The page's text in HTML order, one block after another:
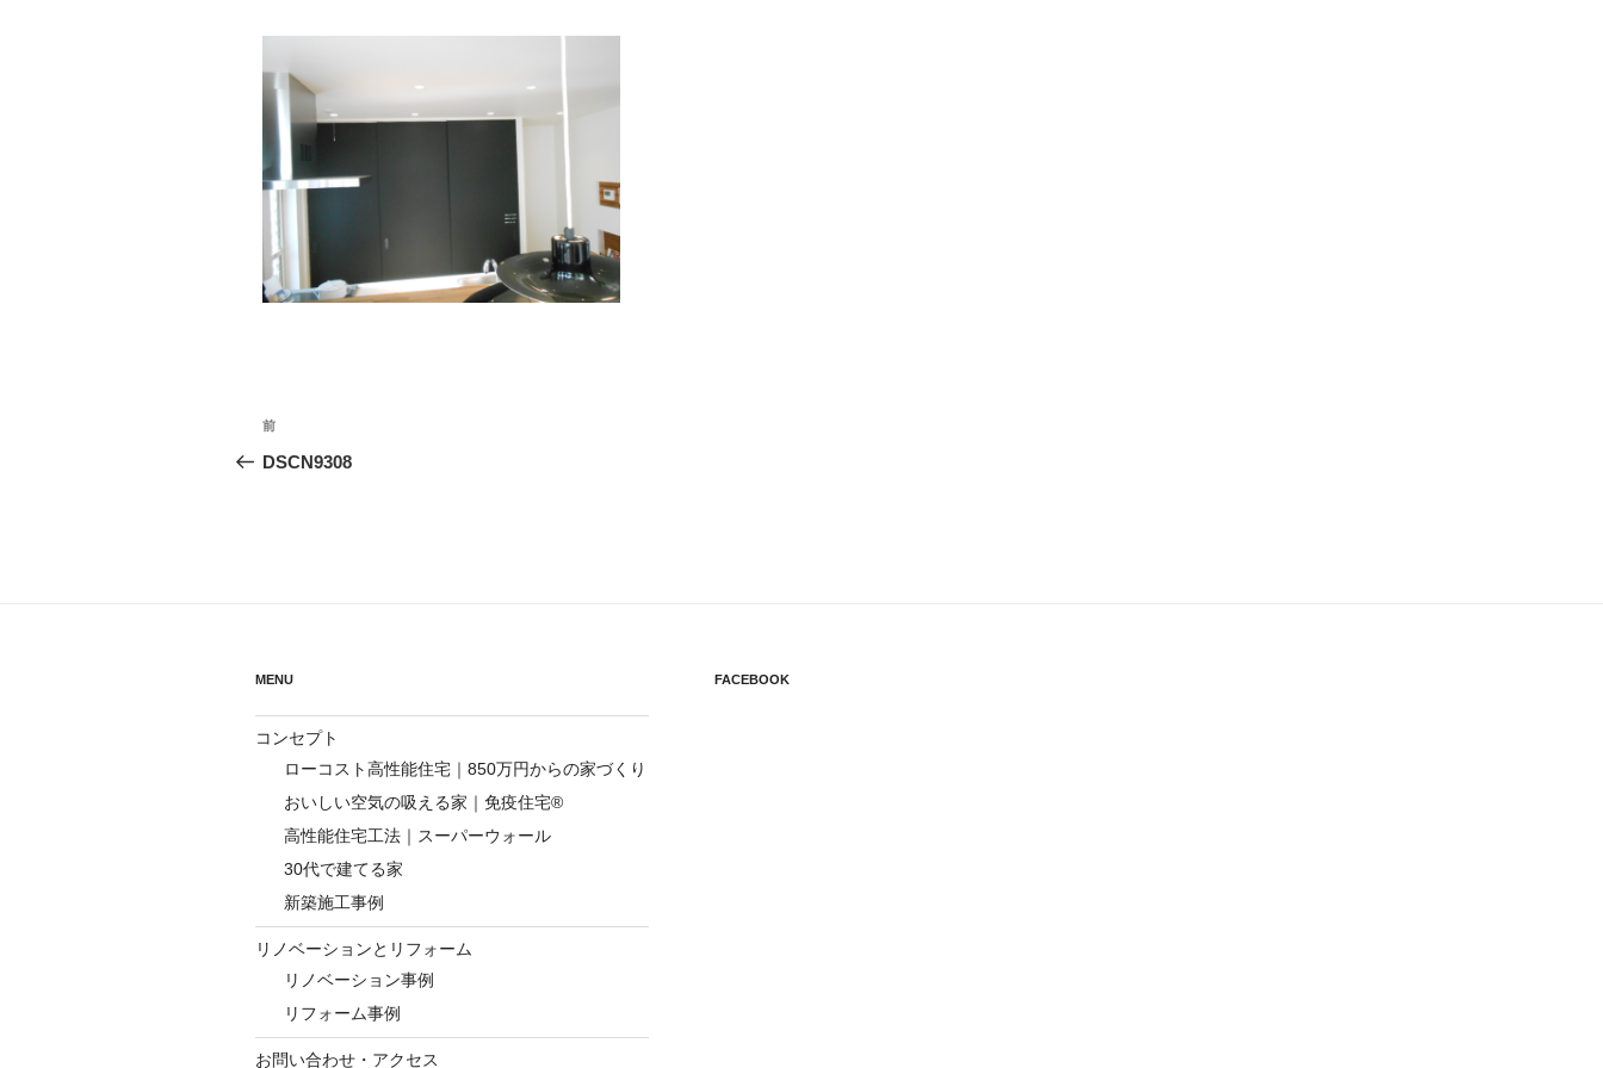
投
稿
シ
ョ
ン
前
の
前
DSCN9308
MENU
コンセプト
ローコスト高性能住宅｜850万円からの家づくり
おいしい空気の吸える家｜免疫住宅®
高性能住宅工法｜スーパーウォール
30代で建てる家
新築施工事例
リノベーションとリフォーム
リノベーション事例
リフォーム事例
お問い合わせ・アクセス
FACEBOOK